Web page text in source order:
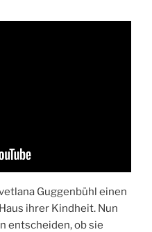
Guggenbühl einen
ihrer Kindheit. Nun
entscheiden, ob sie